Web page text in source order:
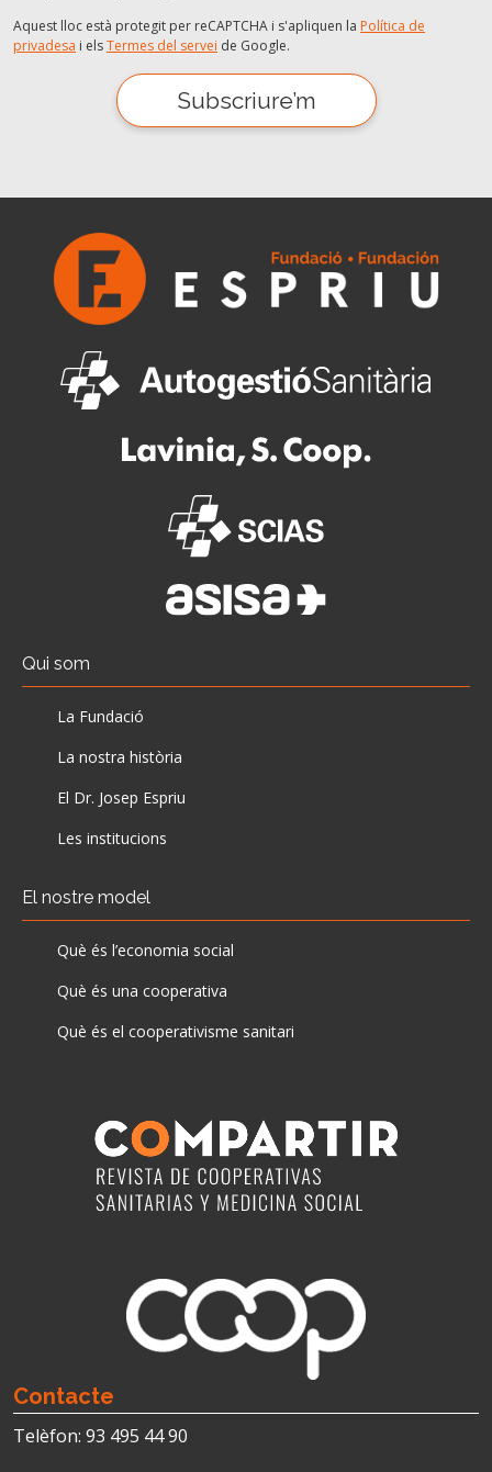
Aquest lloc està protegit per reCAPTCHA i s'apliquen la Política de
privadesa i elsTermes del servei de Google.
Qui som
La Fundació
La nostra història
El Dr. Josep Espriu
Les institucions
El nostre model
Què és l’economia social
Què és una cooperativa
Què és el cooperativisme sanitari
Contacte
Telèfon: 93 495 44 90